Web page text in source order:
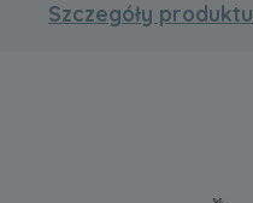
Szczegóły produktu